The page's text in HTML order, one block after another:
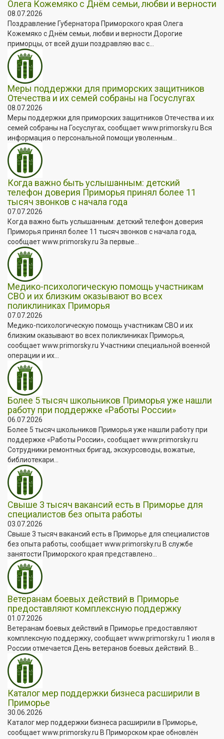
Олега Кожемяко с Днём семьи, любви и верности
08.07.2026
Поздравление Губернатора Приморского края Олега
Кожемяко с Днём семьи, любви и верности Дорогие
приморцы, от всей души поздравляю вас с...
Меры поддержки для приморских защитников
Отечества и их семей собраны на Госуслугах
08.07.2026
Меры поддержки для приморских защитников Отечества и их
семей собраны на Госуслугах, сообщает www.primorsky.ru Вся
информация о персональной помощи уволенным...
Когда важно быть услышанным: детский
телефон доверия Приморья принял более 11
тысяч звонков с начала года
07.07.2026
Когда важно быть услышанным: детский телефон доверия
Приморья принял более 11 тысяч звонков с начала года,
сообщает www.primorsky.ru За первые...
Медико-психологическую помощь участникам
СВО и их близким оказывают во всех
поликлиниках Приморья
07.07.2026
Медико-психологическую помощь участникам СВО и их
близким оказывают во всех поликлиниках Приморья,
сообщает www.primorsky.ru Участники специальной военной
операции и их...
Более 5 тысяч школьников Приморья уже нашли
работу при поддержке «Работы России»
06.07.2026
Более 5 тысяч школьников Приморья уже нашли работу при
поддержке «Работы России», сообщает www.primorsky.ru
Сотрудники ремонтных бригад, экскурсоводы, вожатые,
библиотекари...
Свыше 3 тысяч вакансий есть в Приморье для
специалистов без опыта работы
03.07.2026
Свыше 3 тысяч вакансий есть в Приморье для специалистов
без опыта работы, сообщает www.primorsky.ru В службе
занятости Приморского края представлено...
Ветеранам боевых действий в Приморье
предоставляют комплексную поддержку
01.07.2026
Ветеранам боевых действий в Приморье предоставляют
комплексную поддержку, сообщает www.primorsky.ru 1 июля в
России отмечается День ветеранов боевых действий. В...
Каталог мер поддержки бизнеса расширили в
Приморье
30.06.2026
Каталог мер поддержки бизнеса расширили в Приморье,
сообщает www.primorsky.ru В Приморском крае обновлён